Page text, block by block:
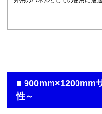
■ 900mm×1200mm
性～